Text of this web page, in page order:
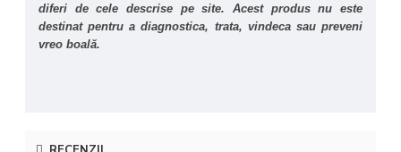
diferi de cele descrise pe site. Acest produs nu este
destinat pentru a diagnostica, trata, vindeca sau preveni
vreo boală.